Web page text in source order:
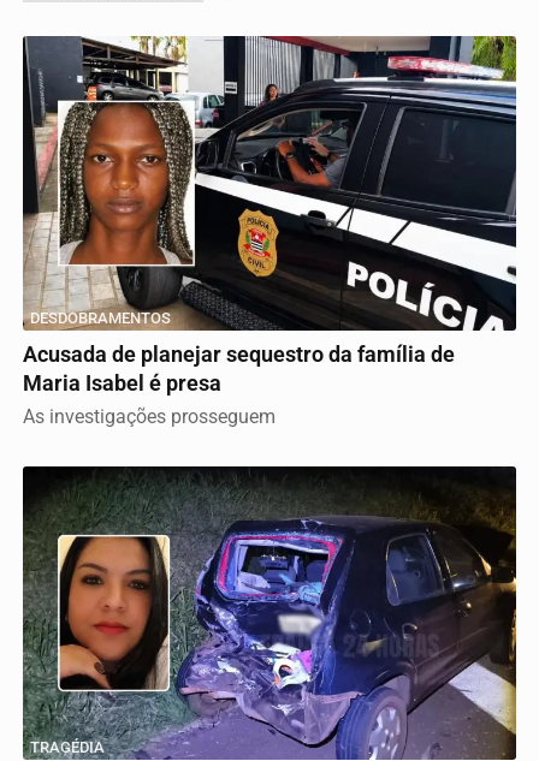
DESDOBRAMENTOS
Acusada de planejar sequestro da família de
Maria Isabel é presa
As investigações prosseguem
TRAGÉDIA